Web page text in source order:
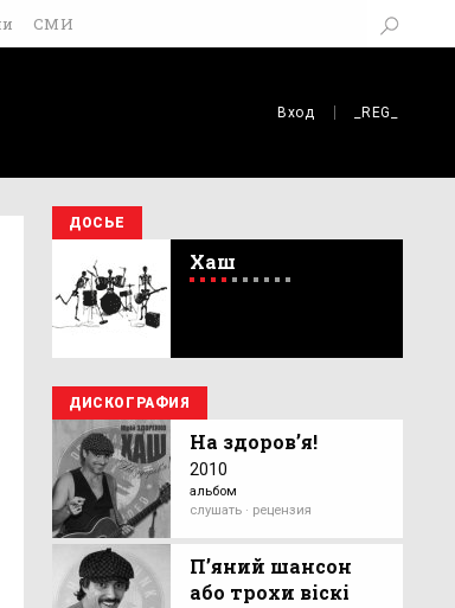
СМИ
Вход _REG_
ДОСЬЕ
Хаш
ДИСКОГРАФИЯ
На здоров’я!
2010
альбом
слушать · рецензия
П’яний шансон
або трохи віскі